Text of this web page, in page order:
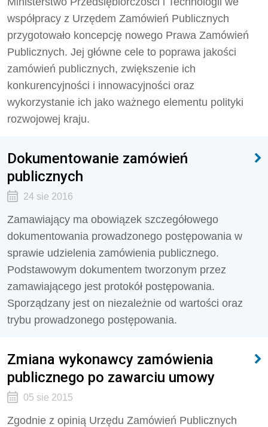
współpracy z Urzędem Zamówień Publicznych
przygotowało koncepcję nowego Prawa Zamówień
Publicznych. Jej główne cele to poprawa jakości
zamówień publicznych, zwiększenie ich
konkurencyjności i innowacyjności oraz
wykorzystanie ich jako ważnego elementu polityki
rozwojowej kraju.
Dokumentowanie zamówień
publicznych
24 sie 2016
Zamawiający ma obowiązek szczegółowego
dokumentowania prowadzonego postępowania w
sprawie udzielenia zamówienia publicznego.
Podstawowym dokumentem tworzonym przez
zamawiającego jest protokół postępowania.
Sporządzany jest on niezależnie od wartości oraz
trybu prowadzonego postępowania.
Zmiana wykonawcy zamówienia
publicznego po zawarciu umowy
05 sie 2015
Zgodnie z opinią Urzędu Zamówień Publicznych